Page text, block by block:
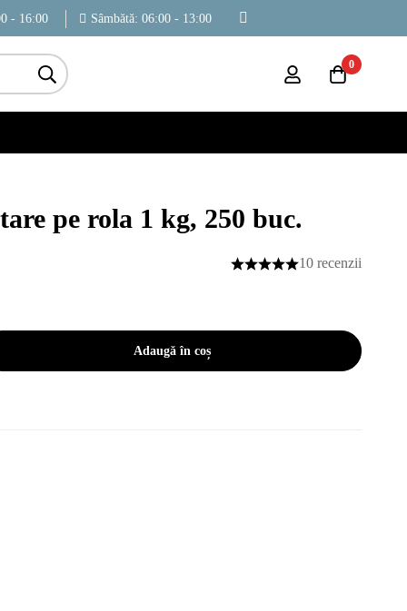
- 16:00 Sâmbătă: 06:00 - 13:00
0
pe rola 1 kg, 250 buc.
10 recenzii
Adaugă în coș